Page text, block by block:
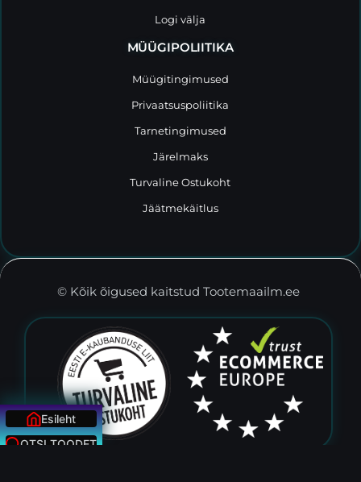
Logi välja
MÜÜGIPOLIITIKA
Müügitingimused
Privaatsuspoliitika
Tarnetingimused
Järelmaks
Turvaline Ostukoht
Jäätmekäitlus
© Kõik õigused kaitstud Tootemaailm.ee
Esileht
OTSI TOODET